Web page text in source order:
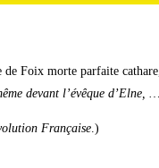
Foix morte parfaite
devant l’évêque d’Elne,
Française .)